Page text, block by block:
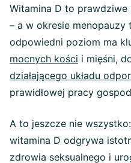
Witamina D to
– a w okresie menopauzy
odpowiedni poziom ma
mocnych kości i mięśni,
działającego układu
prawidłowej pracy
A to jeszcze nie
witamina D odgrywa
zdrowia seksualnego i